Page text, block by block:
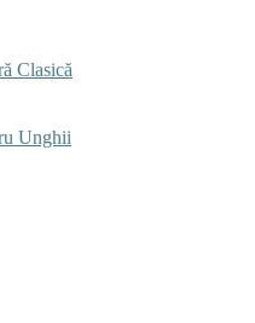
Clasică
Unghii